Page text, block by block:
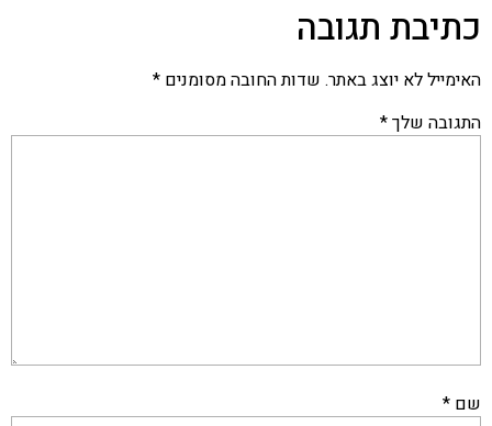
כתיבת תגובה
האימייל לא יוצג באתר. שדות החובה מסומנים *
התגובה שלך*
שם *